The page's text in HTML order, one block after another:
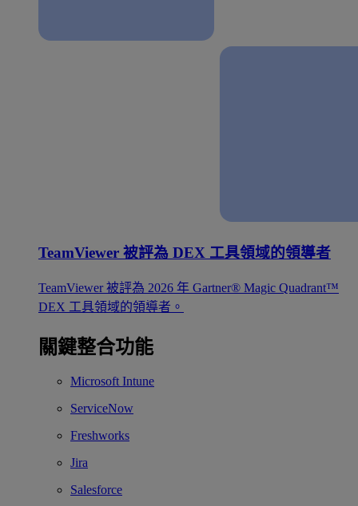
TeamViewer 被評為 DEX 工具領域的領導者
TeamViewer 被評為 2026 年 Gartner® Magic Quadrant™
DEX 工具領域的領導者。
關鍵整合功能
Microsoft Intune
ServiceNow
Freshworks
Jira
Salesforce